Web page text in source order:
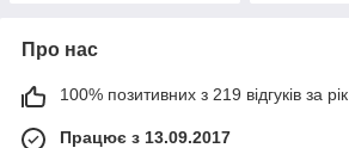
Про нас
100% позитивних з 219 відгуків за рік
Працює з 13.09.2017